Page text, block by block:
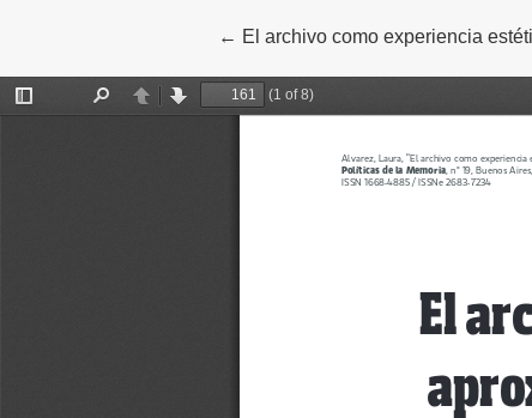
← Volver a los detalles del artículo
El archivo como experiencia